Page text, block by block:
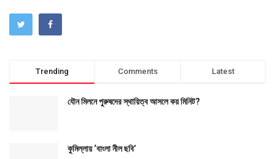
Trending Comments Latest
যৌন মিলনে পুরুষদের স্থায়িত্ব আসলে কয় মিনিট?
কুমিল্লায় ‘বাংলা নীল ছবি’